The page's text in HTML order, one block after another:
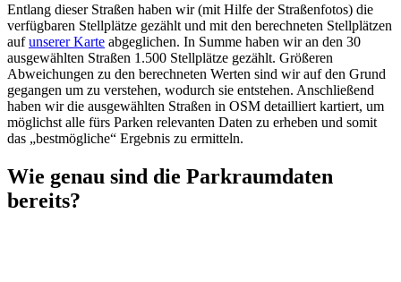
Entlang dieser Straßen haben wir (mit Hilfe der Straßenfotos) die
verfügbaren Stellplätze gezählt und mit den berechneten Stellplätzen
aufunserer Karte abgeglichen. In Summe haben wir an den 30
ausgewählten Straßen 1.500 Stellplätze gezählt. Größeren
Abweichungen zu den berechneten Werten sind wir auf den Grund
gegangen um zu verstehen, wodurch sie entstehen. Anschließend
haben wir die ausgewählten Straßen in OSM detailliert kartiert, um
möglichst alle fürs Parken relevanten Daten zu erheben und somit
das „bestmögliche“ Ergebnis zu ermitteln.
Wie genau sind die Parkraumdaten
bereits?